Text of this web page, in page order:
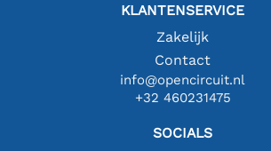
KLANTENSERVICE
Zakelijk
Contact
info@opencircuit.nl
+32 460231475
SOCIALS